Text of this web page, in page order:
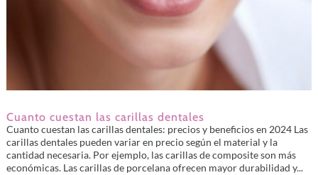
Cuanto cuestan las carillas dentales
Cuanto cuestan las carillas dentales: precios y beneficios en 2024 Las
carillas dentales pueden variar en precio según el material y la
cantidad necesaria. Por ejemplo, las carillas de composite son más
económicas. Las carillas de porcelana ofrecen mayor durabilidad y...